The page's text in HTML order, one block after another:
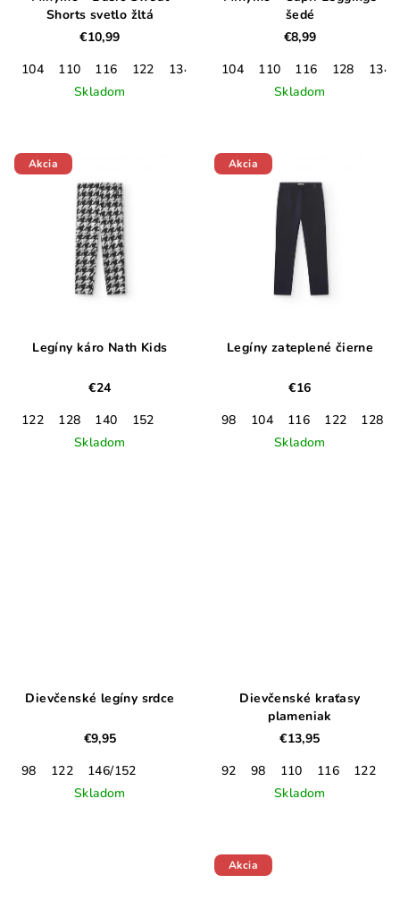
Shorts svetlo žltá
€10,99
104
110 116 122 134 140 146
152
Skladom
šedé
€8,99
104
110 116 128
134
Skladom
Akcia
Legíny káro Nath Kids
€24
122
128 140
152
Skladom
Akcia
Legíny zateplené čierne
€16
98
104 116 122 128
Skladom
Dievčenské legíny srdce
€9,95
98
122
146/152
Skladom
Dievčenské kraťasy
plameniak
€13,95
92
98 110 116
122
Skladom
Akcia